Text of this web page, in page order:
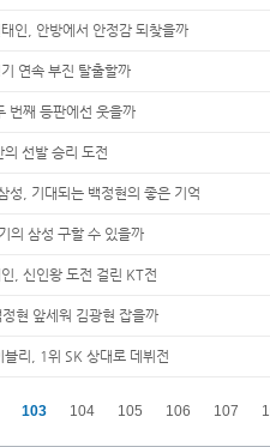
인, 안방에서 안정감 되찾을까
연속 부진 탈출할까
번째 등판에선 웃을까
선발 승리 도전
성, 기대되는 백정현의 좋은 기억
의 삼성 구할 수 있을까
, 신인왕 도전 걸린 KT전
현 앞세워 김광현 잡을까
리, 1위 SK 상대로 데뷔전
103 104 105 106 107